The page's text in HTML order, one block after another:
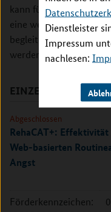
Dienstleister
Impressum
nachlesen:
kann für Maßnahmen,
eine weitere Förderung
begleiteten Transfer in
werden.
EINZELPROJEKTE
Abgeschlossen
RehaCAT+:
Web-basierten
Angst
Förderkennzeichen: